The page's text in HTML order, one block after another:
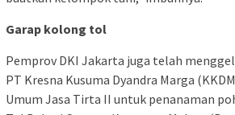
Garap kolong tol
Pemprov DKI Jakarta juga telah
PT Kresna Kusuma Dyandra Marga
Umum Jasa Tirta II untuk penanaman